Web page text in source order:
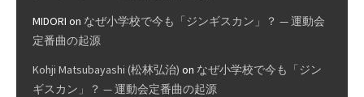
MIDORI on なぜ小学校で今も「ジンギスカン」？ — 運動会
定番曲の起源
Kohji Matsubayashi (松林弘治) on なぜ小学校で今も「ジン
ギスカン」？ — 運動会定番曲の起源